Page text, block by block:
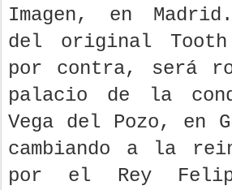
Imagen, en
del original Tooth
por contra, será
palacio de la
Vega del Pozo, en
cambiando a la
por el Rey